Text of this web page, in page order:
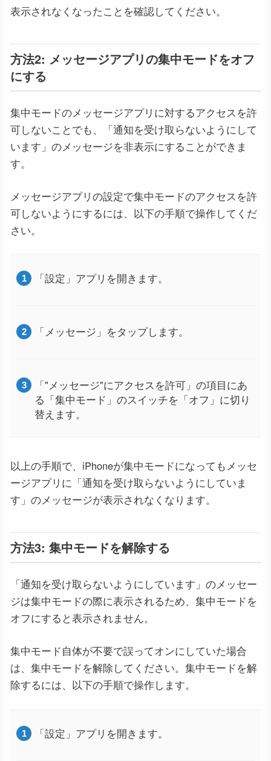
表示されなくなったことを確認してください。
方法2: メッセージアプリの集中モードをオフ
にする
集中モードのメッセージアプリに対するアクセスを許
可しないことでも、「通知を受け取らないようにして
います」のメッセージを非表示にすることができま
す。
メッセージアプリの設定で集中モードのアクセスを許
可しないようにするには、以下の手順で操作してくだ
さい。
「設定」アプリを開きます。
「メッセージ」をタップします。
「"メッセージ"にアクセスを許可」の項目にあ
る「集中モード」のスイッチを「オフ」に切り
替えます。
以上の手順で、iPhoneが集中モードになってもメッセ
ージアプリに「通知を受け取らないようにしていま
す」のメッセージが表示されなくなります。
方法3: 集中モードを解除する
「通知を受け取らないようにしています」のメッセー
ジは集中モードの際に表示されるため、集中モードを
オフにすると表示されません。
集中モード自体が不要で誤ってオンにしていた場合
は、集中モードを解除してください。集中モードを解
除するには、以下の手順で操作します。
「設定」アプリを開きます。